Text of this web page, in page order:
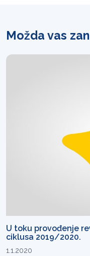
Možda vas
U toku provođenje
ciklusa 2019/2020.
1.1.2020